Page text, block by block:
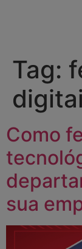
Tag:
Como
sua